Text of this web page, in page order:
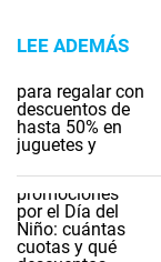
LEE ADEMÁS